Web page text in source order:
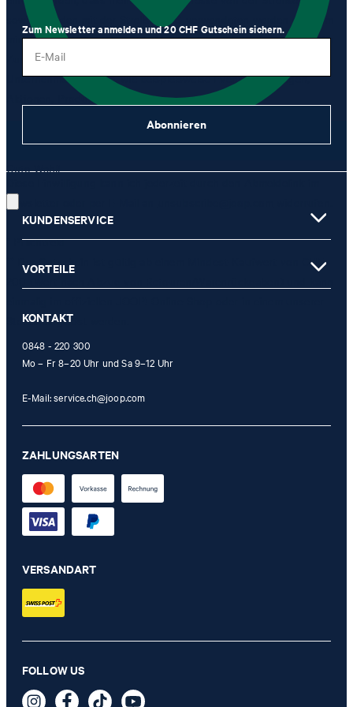
sowie von den mit der Strellson AG verwendeten werden darf, um
mir per Newsletter oder via E-Mail Werbung und Informationen im
Zusammenhang mit Produkten, Angeboten und Leistungen der
Unternehmensgruppe, wie beispielsweise Event-Einladungen,
Aktionen, Produkt-Promotions zuzusenden.
* Pflichtfeld
** Der Gutschein ist gültig ab einem Mindest-Kaufwert von CHF
Stores eingelöst werden.
Gute Wahl!
E-Mail
Zum Newsletter anmelden und 20 CHF Gutschein sichern.
Abonnieren
KUNDENSERVICE
VORTEILE
KONTAKT
0848 - 220 300
Mo – Fr 8–20 Uhr und Sa 9–12 Uhr
E-Mail:service.ch@joop.com
ZAHLUNGSARTEN
VERSANDART
FOLLOW US